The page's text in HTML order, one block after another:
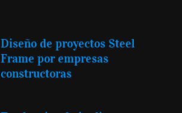
Diseño de proyectos Steel
Frame por empresas
constructoras